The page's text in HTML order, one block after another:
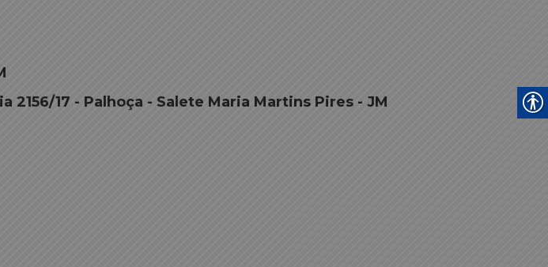
2156/17 - Palhoça - Salete Maria Martins Pires - JM